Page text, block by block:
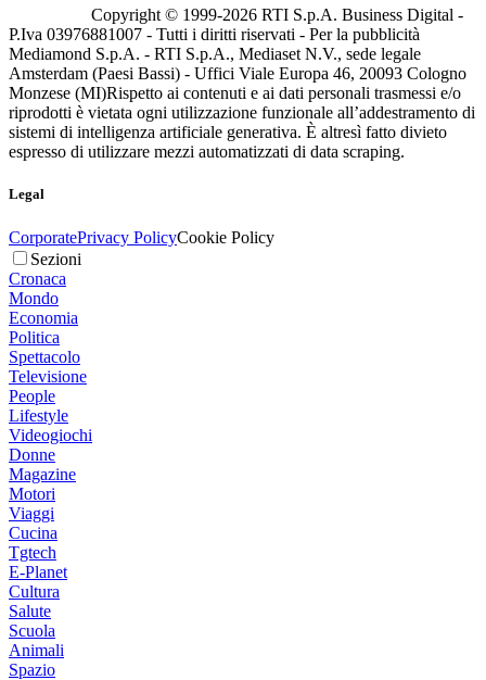
Copyright © 1999-2026 RTI S.p.A. Business Digital -
P.Iva 03976881007 - Tutti i diritti riservati - Per la pubblicità
Mediamond S.p.A. - RTI S.p.A., Mediaset N.V., sede legale
Amsterdam (Paesi Bassi) - Uffici Viale Europa 46, 20093 Cologno
Monzese (MI)Rispetto ai contenuti e ai dati personali trasmessi e/o
riprodotti è vietata ogni utilizzazione funzionale all’addestramento di
sistemi di intelligenza artificiale generativa. È altresì fatto divieto
espresso di utilizzare mezzi automatizzati di data scraping.
Legal
CorporatePrivacy PolicyCookie Policy
Sezioni
Cronaca
Mondo
Economia
Politica
Spettacolo
Televisione
People
Lifestyle
Videogiochi
Donne
Magazine
Motori
Viaggi
Cucina
Tgtech
E-Planet
Cultura
Salute
Scuola
Animali
Spazio